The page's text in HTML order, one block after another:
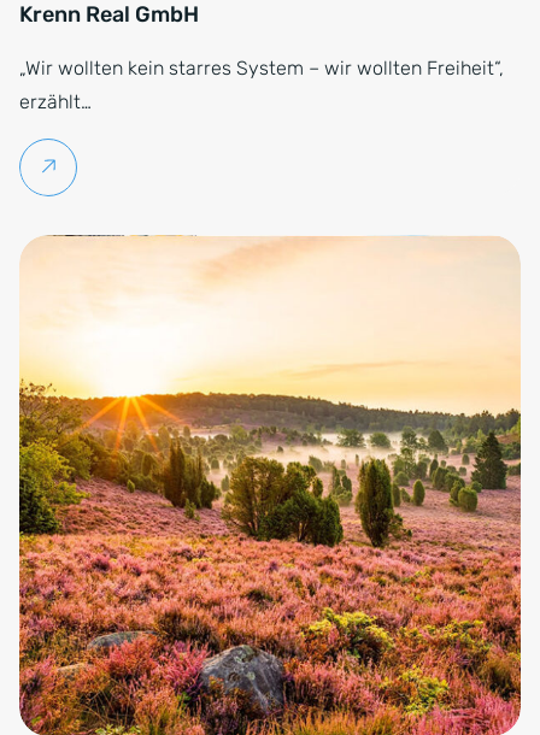
Krenn Real GmbH
„Wir wollten kein starres System – wir wollten Freiheit“,
erzählt…
Weiterlesen